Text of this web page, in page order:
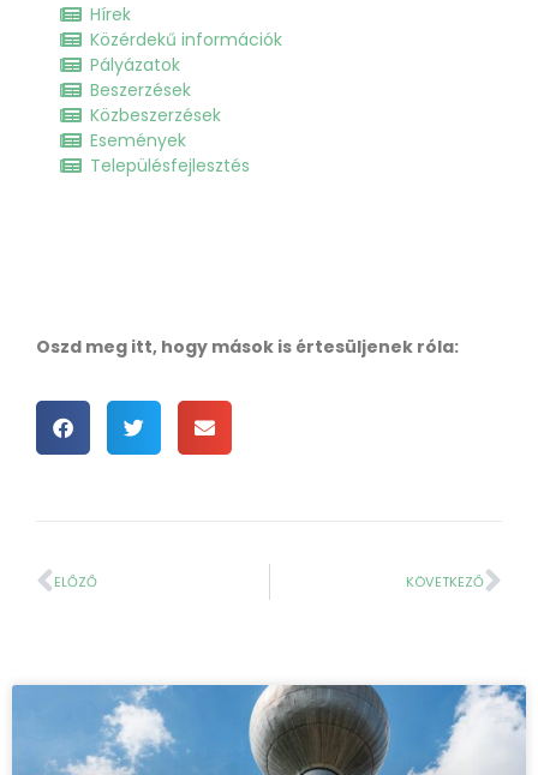
Hírek
Közérdekű információk
Pályázatok
Beszerzések
Közbeszerzések
Események
Településfejlesztés
Oszd meg itt, hogy mások is értesüljenek róla:
ELŐZŐ KÖVETKEZŐ